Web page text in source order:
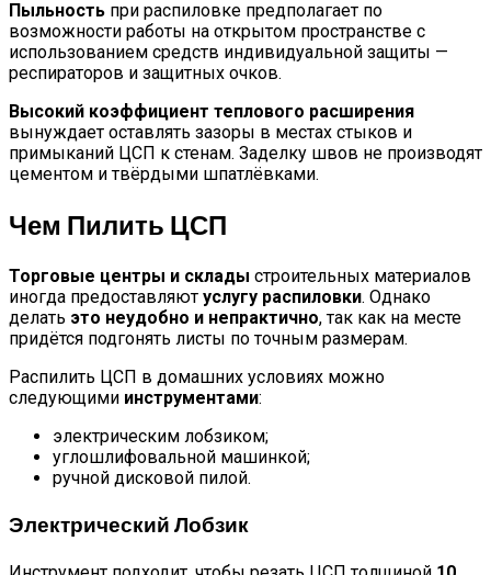
Пыльность при распиловке предполагает по
возможности работы на открытом пространстве с
использованием средств индивидуальной защиты —
респираторов и защитных очков.
Высокий коэффициент теплового расширения
вынуждает оставлять зазоры в местах стыков и
примыканий ЦСП к стенам. Заделку швов не производят
цементом и твёрдыми шпатлёвками.
Чем Пилить ЦСП
Торговые центры и склады строительных материалов
иногда предоставляют услугу распиловки. Однако
делать это неудобно и непрактично, так как на месте
придётся подгонять листы по точным размерам.
Распилить ЦСП в домашних условиях можно
следующими инструментами:
электрическим лобзиком;
углошлифовальной машинкой;
ручной дисковой пилой.
Электрический Лобзик